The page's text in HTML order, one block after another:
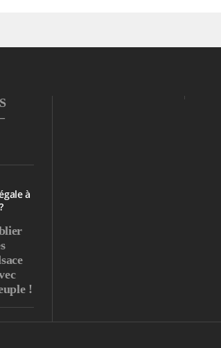
à
!